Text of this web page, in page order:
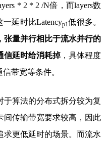
* 2 * 2 /N倍，而layers数
延时比Latencyp1低很多。
张量并行相比于流水并行的
信延时给消耗掉，具体程度
带宽等条件。
于算法的分布式拆分较为复
间传输带宽要求较高，因此
求更低延时的场景。而流水